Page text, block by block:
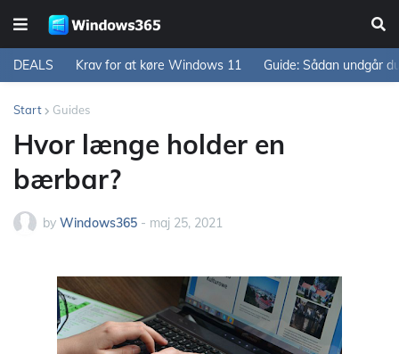
DEALS Krav for at køre Windows 11 Guide: Sådan undgår
Start Guides
Hvor længe holder en
bærbar?
by Windows365 - maj 25, 2021